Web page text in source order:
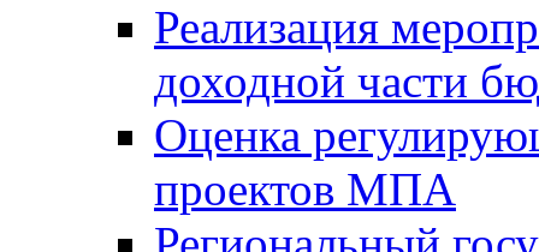
Реализация
доходной части
Оценка
проектов МПА